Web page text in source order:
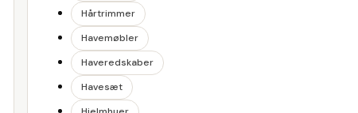
Hårtrimmer
Havemøbler
Haveredskaber
Havesæt